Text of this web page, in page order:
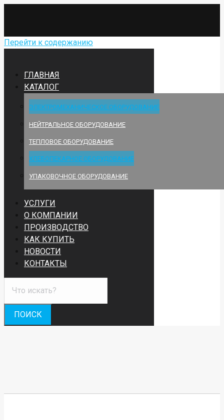
Перейти к содержанию
ГЛАВНАЯ
КАТАЛОГ
ЭЛЕКТРОМЕХАНИЧЕСКОЕ ОБОРУДОВАНИЕ
НЕЙТРАЛЬНОЕ ОБОРУДОВАНИЕ
ТЕПЛОВОЕ ОБОРУДОВАНИЕ
ХЛЕБОПЕКАРНОЕ ОБОРУДОВАНИЕ
УПАКОВОЧНОЕ ОБОРУДОВАНИЕ
УСЛУГИ
О КОМПАНИИ
ПРОИЗВОДСТВО
КАК КУПИТЬ
НОВОСТИ
КОНТАКТЫ